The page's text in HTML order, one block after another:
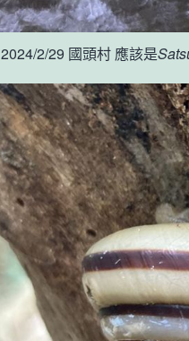
2024/2/29 國頭村 應該是